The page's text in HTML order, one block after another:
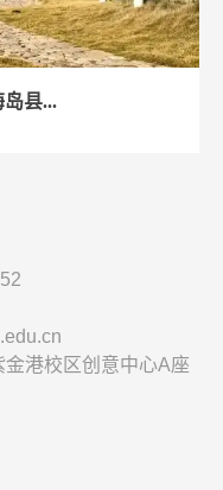
岛县...
港校区创意中心A座